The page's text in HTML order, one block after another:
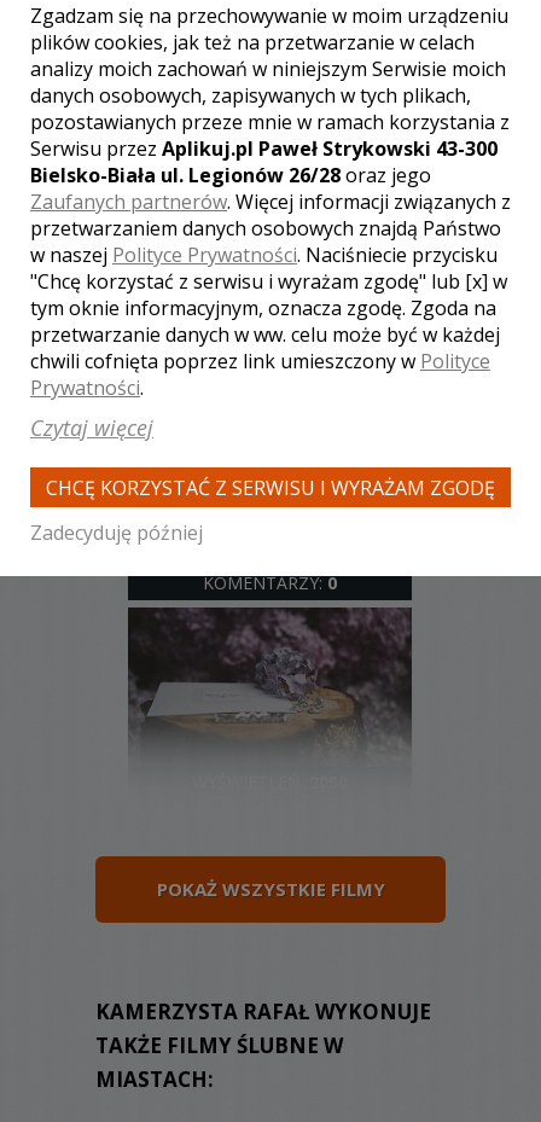
WYŚWIETLEŃ:2062
KOMENTARZY:0
WYŚWIETLEŃ:2537
KOMENTARZY:0
KOMENTARZY:0
WYŚWIETLEŃ: 2102
KOMENTARZY:0
POKAŻ WSZYSTKIE FILMY
KAMERZYSTA RAFAŁ WYKONUJE
TAKŻE FILMY ŚLUBNE W
MIASTACH:
Zgadzam się na przechowywanie w moim urządzeniu
plików cookies, jak też na przetwarzanie w celach
analizy moich zachowań w niniejszym Serwisie moich
danych osobowych, zapisywanych w tych plikach,
pozostawianych przeze mnie w ramach korzystania z
Serwisu przez Aplikuj.pl Paweł Strykowski 43-300
Bielsko-Biała ul. Legionów 26/28oraz jego
Zaufanych partnerów. Więcej informacji związanych z
przetwarzaniem danych osobowych znajdą Państwo
w naszej Polityce Prywatności. Naciśniecie przycisku
"Chcę korzystać z serwisu i wyrażam zgodę" lub [x] w
tym oknie informacyjnym, oznacza zgodę. Zgoda na
przetwarzanie danych w ww. celu może być w każdej
chwili cofnięta poprzez link umieszczony w Polityce
Prywatności.
Czytaj więcej
CHCĘ KORZYSTAĆ Z SERWISU I WYRAŻAM ZGODĘ
Zadecyduję później